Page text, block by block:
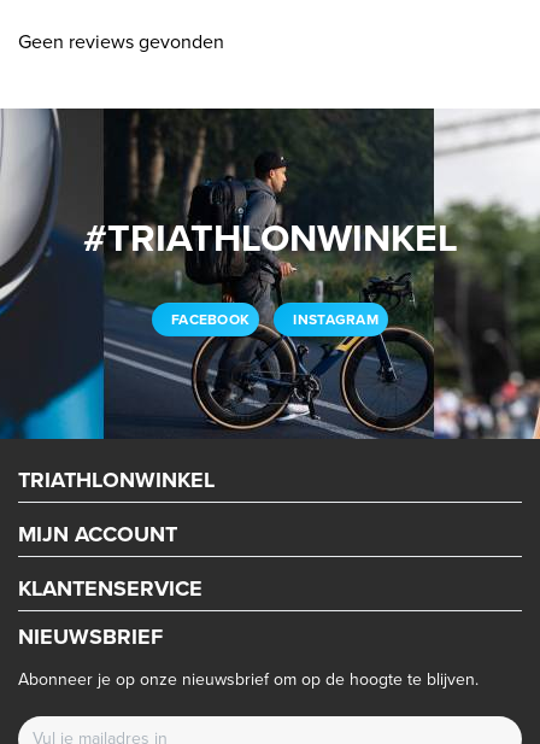
Geen reviews gevonden
#TRIATHLONWINKEL
FACEBOOK INSTAGRAM
TRIATHLONWINKEL
MIJN ACCOUNT
KLANTENSERVICE
NIEUWSBRIEF
Abonneer je op onze nieuwsbrief om op de hoogte te blijven.